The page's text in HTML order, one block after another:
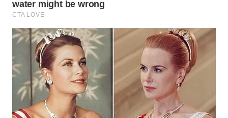
SUMEDANG
WN
CIANJUR
WN
KEPULAUAN
SERIBU